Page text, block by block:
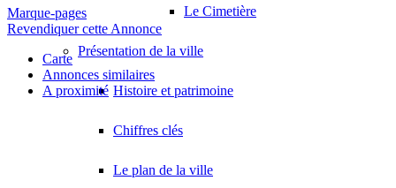
Le Cimetière
Présentation de la ville
Histoire et patrimoine
Chiffres clés
Le plan de la ville
Marque-pages
Revendiquer cette Annonce
Carte
Annonces similaires
A proximité